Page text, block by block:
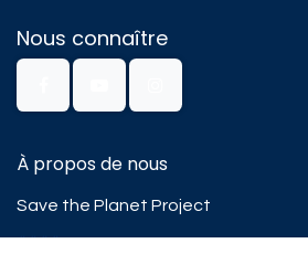
Nous connaître
À propos de nous
Save the Planet Project
####